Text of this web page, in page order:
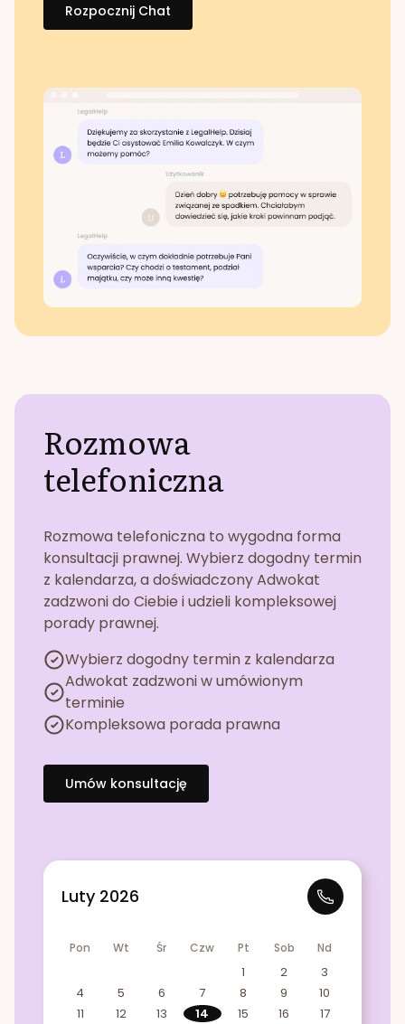
Rozpocznij Chat
Rozmowa
telefoniczna
Rozmowa telefoniczna to wygodna forma
konsultacji prawnej. Wybierz dogodny termin
z kalendarza, a doświadczony Adwokat
zadzwoni do Ciebie i udzieli kompleksowej
porady prawnej.
Wybierz dogodny termin z kalendarza
Adwokat zadzwoni w umówionym
terminie
Kompleksowa porada prawna
Umów konsultację
Luty 2026
Pon Wt Śr Czw Pt Sob Nd
1 2
3
4
5 6 7 8 9
10
11
12 13 14 15 16
17